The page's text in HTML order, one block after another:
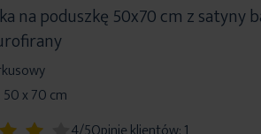
na poduszkę 50x70 cm z satyny
50 x 70 cm